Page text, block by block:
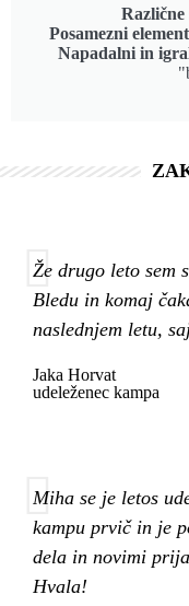
Različne
Posamezni
Napadalni in
Že drugo leto sem
Bledu in komaj
naslednjem letu,
Jaka Horvat
udeleženec kampa
Miha se je letos
kampu prvič in je
dela in novimi
Hvala!